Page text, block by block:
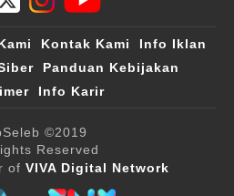
Kontak Kami
Info Iklan
Panduan Kebijakan
Info Karir
©2019
Reserved
of VIVA Digital Network